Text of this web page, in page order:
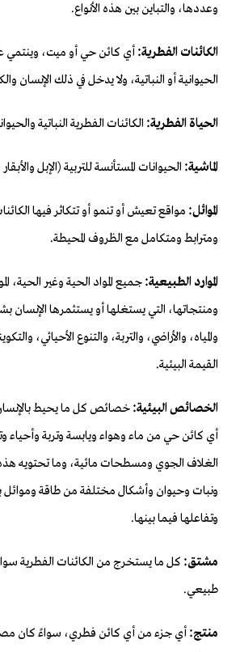
وعددها، والتباين بين هذه الأنواع.
الكائنات الفطرية: أي كائن حي أو ميت، وينتمي
الحيوانية أو النباتية، ولا يدخل في ذلك الإنسان
الحياة الفطرية: الكائنات الفطرية النباتية
الماشية: الحيوانات المستأنسة للتربية (الإبل
الموائل: مواقع تعيش أو تنمو أو تتكاثر فيها
ومترابط ومتكامل مع الظروف المحيطة.
الموارد الطبيعية: جميع المواد الحية وغير الحية،
ومنتجاتها، التي يستغلها أو يستثمرها الإنسان
والمياه، والأراضي، والتربة، والتنوع الأحيائي،
القيمة البيئية.
الخصائص البيئية: خصائص كل ما يحيط بالإنسان
أي كائن حي من ماء وهواء ويابسة وتربة وأحياء
الغلاف الجوي ومسطحات مائية، وما تحتويه
ونبات وحيوان وأشكال مختلفة من طاقة وموائل
وتفاعلها فيما بينها.
مشتق: كل ما يستخرج من الكائنات الفطرية
طبيعي.
منتج: أي جزء من أي كائن فطري، سواءً كان